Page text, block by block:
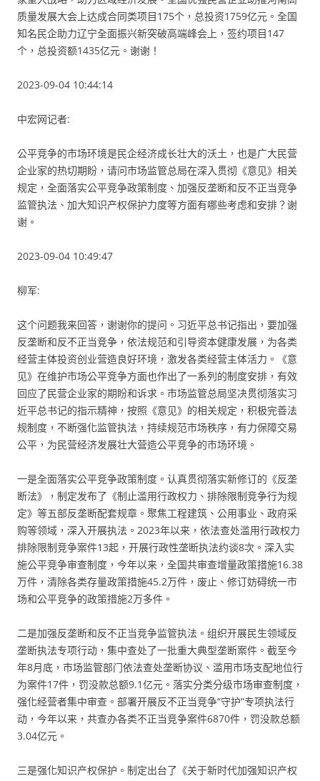
质量发展大会上达成合同类项目175个，总投资1759亿元。全国
知名民企助力辽宁全面振兴新突破高端峰会上，签约项目147
个，总投资额1435亿元。谢谢！
2023-09-04 10:44:14
中宏网记者:
公平竞争的市场环境是民企经济成长壮大的沃土，也是广大民营
企业家的热切期盼，请问市场监管总局在深入贯彻《意见》相关
规定，全面落实公平竞争政策制度、加强反垄断和反不正当竞争
监管执法、加大知识产权保护力度等方面有哪些考虑和安排？谢
谢。
2023-09-04 10:49:47
柳军:
这个问题我来回答，谢谢你的提问。习近平总书记指出，要加强
反垄断和反不正当竞争，依法规范和引导资本健康发展，为各类
经营主体投资创业营造良好环境，激发各类经营主体活力。《意
见》在维护市场公平竞争方面也作出了一系列的制度安排，有效
回应了民营企业家的期盼和诉求。市场监管总局坚决贯彻落实习
近平总书记的指示精神，按照《意见》的相关规定，积极完善法
规制度，不断强化监管执法，持续规范市场秩序，有力保障交易
公平，为民营经济发展壮大营造公平竞争的市场环境。
一是全面落实公平竞争政策制度。认真贯彻落实新修订的《反垄
断法》，制定发布了《制止滥用行政权力、排除限制竞争行为规
定》等五部反垄断配套规章。聚焦工程建筑、公用事业、政府采
购等领域，深入开展执法。2023年以来，依法查处滥用行政权力
排除限制竞争案件13起，开展行政性垄断执法约谈8次。深入实
施公平竞争审查制度，今年以来，全国共审查增量政策措施16.38
万件，清除各类存量政策措施45.2万件，废止、修订妨碍统一市
场和公平竞争的政策措施2万多件。
二是加强反垄断和反不正当竞争监管执法。组织开展民生领域反
垄断执法专项行动，集中查处了一批重大典型垄断案件。截至今
年8月底，市场监管部门依法查处垄断协议、滥用市场支配地位行
为案件17件，罚没款总额9.1亿元。落实分类分级市场审查制度，
强化经营者集中审查。部署开展反不正当竞争“守护”专项执法行
动，今年以来，共查办各类不正当竞争案件6870件，罚没款总额
3.04亿元。
三是强化知识产权保护。制定出台了《关于新时代加强知识产权